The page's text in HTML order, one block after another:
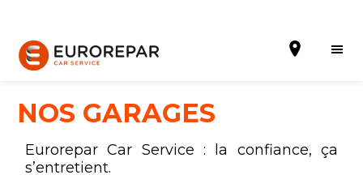
Prendre un rendez-vous
NOS GARAGES
Eurorepar Car Service : la confiance, ça
s’entretient.